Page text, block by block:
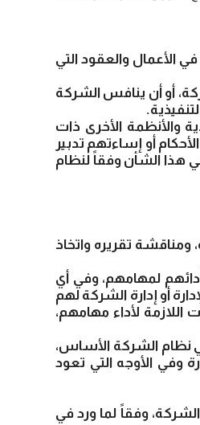
الأعمال والعقود التي
أو أن ينافس الشركة
والأنظمة الأخرى ذات
أو إساءتهم تدبير
هذا الشأن وفقاً لنظام
ومناقشة تقريره واتخاذ
لمهامهم، وفي أي
أو إدارة الشركة لهم
اللازمة لأداء مهامهم،
نظام الشركة الأساس،
وفي الأوجه التي تعود
وفقاً لما ورد في